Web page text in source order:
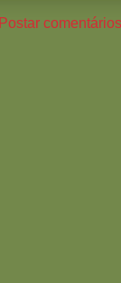
Postar